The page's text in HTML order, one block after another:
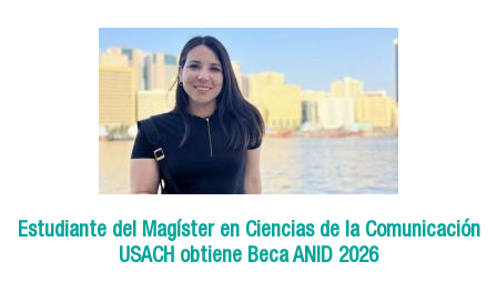
Estudiante del Magíster en Ciencias de la Comunicación
USACH obtiene Beca ANID 2026